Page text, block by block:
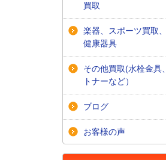
買取
楽器、スポーツ買取、
健康器具
その他買取(水栓金具、
トナーなど）
ブログ
お客様の声